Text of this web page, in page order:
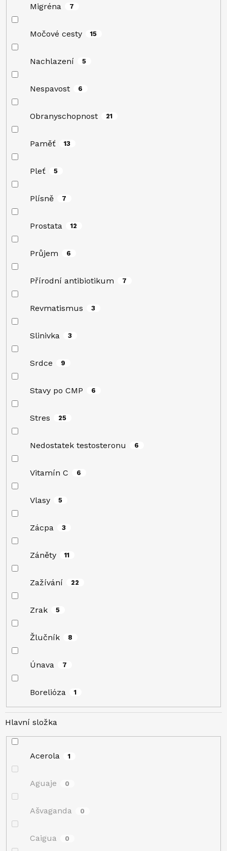
Migréna 7
Močové cesty 15
Nachlazení 5
Nespavost 6
Obranyschopnost 21
Paměť 13
Pleť 5
Plísně 7
Prostata 12
Průjem 6
Přírodní antibiotikum 7
Revmatismus 3
Slinivka 3
Srdce 9
Stavy po CMP 6
Stres 25
Nedostatek testosteronu 6
Vitamín C 6
Vlasy 5
Zácpa 3
Záněty 11
Zažívání 22
Zrak 5
Žlučník 8
Únava 7
Borelióza 1
Hlavní složka
Acerola 1
Aguaje 0
Ašvaganda 0
Caigua 0